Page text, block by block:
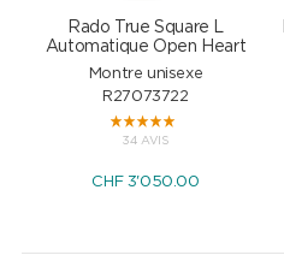
Rado True Square L
Automatique Open Heart
Montre unisexe
R27073722
34 AVIS
CHF 3'050.00